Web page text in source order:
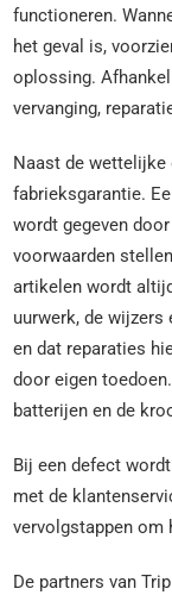
functioneren.
het geval is,
oplossing.
vervanging,
Naast de wettelijke
fabrieksgarantie.
wordt gegeven
voorwaarden
artikelen wordt
uurwerk, de wijzers
en dat reparaties
door eigen
batterijen en de
Bij een defect
met de
vervolgstappen om
De partners van